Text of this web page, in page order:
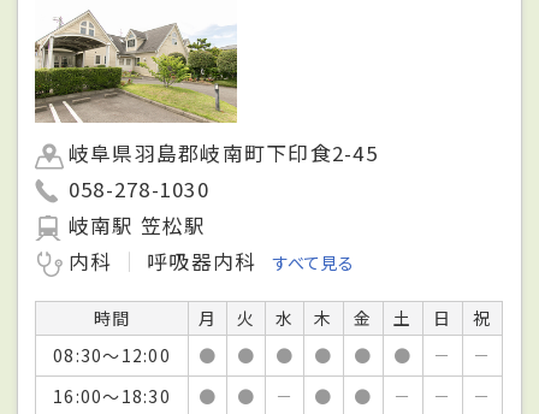
岐阜県羽島郡岐南町下印食2-45
058-278-1030
岐南駅 笠松駅
内科
呼吸器内科 すべて見る
時間 月 火 水 木 金 土 日
祝
08:30～12:00
● ● ● ● ● ● －
－
16:00～18:30
● ● － ● ● － －
－